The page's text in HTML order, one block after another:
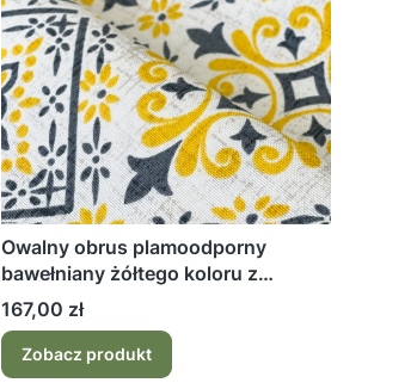
Owalny obrus plamoodporny
bawełniany żółtego koloru z
wzorem Ornament
Cena
167,00 zł
Zobacz produkt